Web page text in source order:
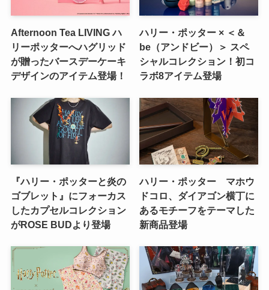
Afternoon Tea LIVING ハ
リーポッターへハグリッド
が贈ったバースデーケーキ
デザインのアイテム登場！
ハリー・ポッター × ＜＆
be（アンドビー）＞ スペ
シャルコレクション！初コ
ラボ8アイテム登場
『ハリー・ポッターと炎の
ゴブレット』にフォーカス
したカプセルコレクション
がROSE BUDより登場
ハリー・ポッター マホウ
ドコロ、ダイアゴン横丁に
あるモチーフをテーマした
新商品登場